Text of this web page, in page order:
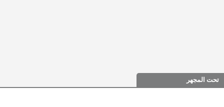
تحت المجهر